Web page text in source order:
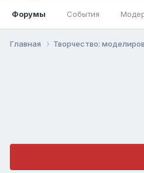
Форумы События
Главная Творчество: